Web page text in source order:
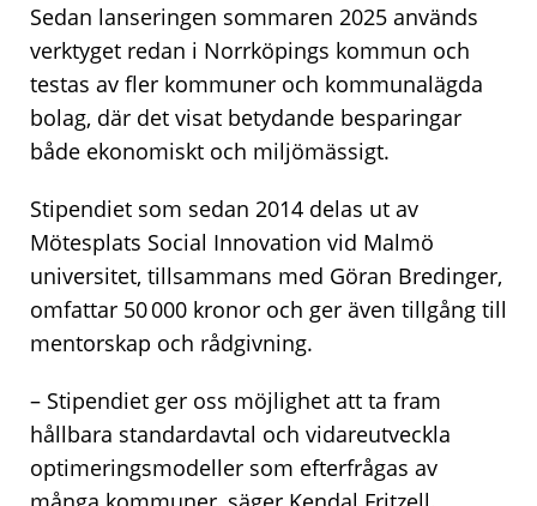
Sedan lanseringen sommaren 2025 används
verktyget redan i Norrköpings kommun och
testas av fler kommuner och kommunalägda
bolag, där det visat betydande besparingar
både ekonomiskt och miljömässigt.
Stipendiet som sedan 2014 delas ut av
Mötesplats Social Innovation vid Malmö
universitet, tillsammans med Göran Bredinger,
omfattar 50 000 kronor och ger även tillgång till
mentorskap och rådgivning.
– Stipendiet ger oss möjlighet att ta fram
hållbara standardavtal och vidareutveckla
optimeringsmodeller som efterfrågas av